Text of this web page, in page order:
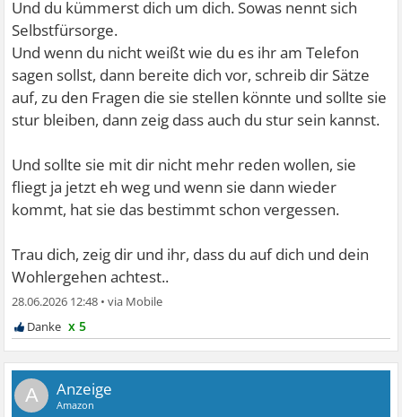
Und du kümmerst dich um dich. Sowas nennt sich
Selbstfürsorge.
Und wenn du nicht weißt wie du es ihr am Telefon
sagen sollst, dann bereite dich vor, schreib dir Sätze
auf, zu den Fragen die sie stellen könnte und sollte sie
stur bleiben, dann zeig dass auch du stur sein kannst.
Und sollte sie mit dir nicht mehr reden wollen, sie
fliegt ja jetzt eh weg und wenn sie dann wieder
kommt, hat sie das bestimmt schon vergessen.
Trau dich, zeig dir und ihr, dass du auf dich und dein
Wohlergehen achtest..
28.06.2026 12:48 •
x 5
A